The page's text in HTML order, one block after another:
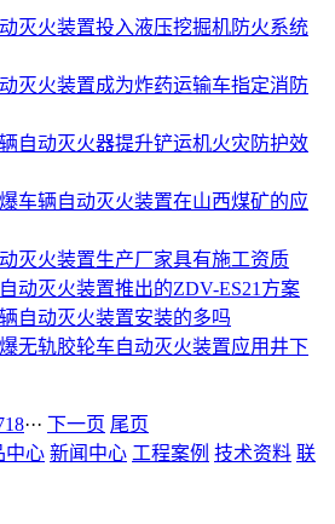
灭火装置投入液压挖掘机防火系统
灭火装置成为炸药运输车指定消防
自动灭火器提升铲运机火灾防护效
车辆自动灭火装置在山西煤矿的应
灭火装置生产厂家具有施工资质
动灭火装置推出的ZDV-ES21方案
自动灭火装置安装的多吗
无轨胶轮车自动灭火装置应用井下
18··· 下一页 尾页
中心 新闻中心 工程案例 技术资料 联